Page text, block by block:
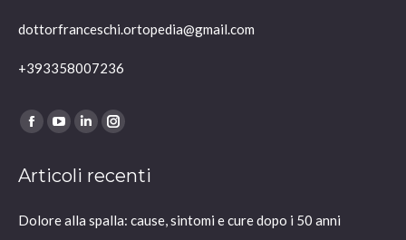
dottorfranceschi.ortopedia@gmail.com
+393358007236
Ci puoi trovare su:
Facebook
opens
new
YouTube
opens
new
Linkedin
opens
new
Instagram
opens
new
Articoli recenti
Dolore alla spalla: cause, sintomi e cure dopo i 50 anni